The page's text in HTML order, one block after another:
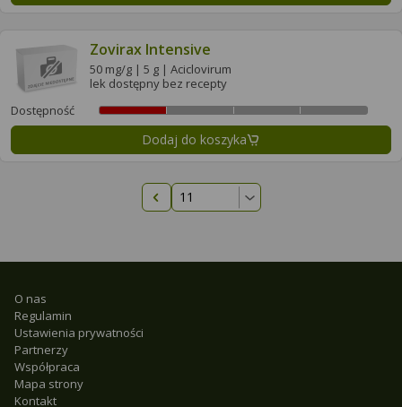
Zovirax Intensive
50 mg/g | 5 g | Aciclovirum
lek dostępny bez recepty
Dostępność
Dodaj do koszyka
Poprzednia strona
O nas
Regulamin
Ustawienia prywatności
Partnerzy
Współpraca
Mapa strony
Kontakt